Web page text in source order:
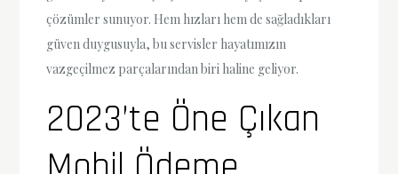
çözümler sunuyor. Hem hızları hem de sağladıkları
güven duygusuyla, bu servisler hayatımızın
vazgeçilmez parçalarından biri haline geliyor.
2023’te Öne Çıkan